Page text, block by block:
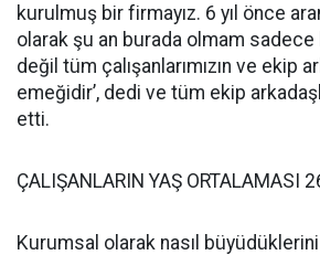
kurulmuş bir firmayız. 6 yıl önce
olarak şu an burada olmam
değil tüm çalışanlarımızın ve ekip
emeğidir’, dedi ve tüm ekip
etti.
ÇALIŞANLARIN YAŞ ORTALAMASI
Kurumsal olarak nasıl